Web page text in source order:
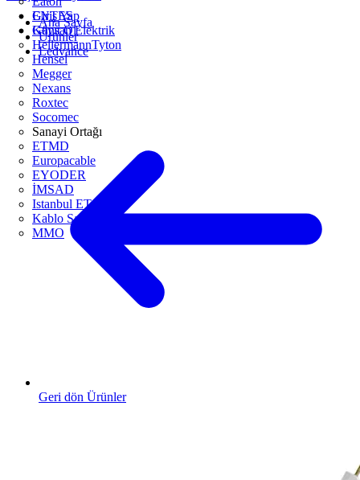
ENTES
Günsan Elektrik
HellermannTyton
Hensel
Megger
Nexans
Roxtec
Socomec
Sanayi Ortağı
ETMD
Europacable
EYODER
İMSAD
Istanbul ETO
Kablo Sanayicileri Derneği
MMO
Giriş Yap
Kayıt Ol
Ana Sayfa
Ürünler
Ledvance
Geri dön Ürünler